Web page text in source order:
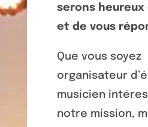
serons heureux
et de vous
Que vous soyez
organisateur
musicien
notre mission,